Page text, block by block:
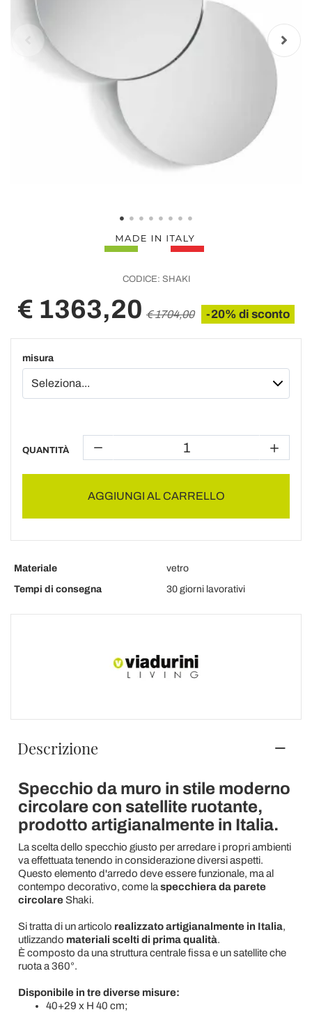
CODICE: SHAKI
€ 1363,20 € 1704,00 -20% di sconto
misura
QUANTITÀ
AGGIUNGI AL CARRELLO
Materiale
vetro
Tempi di consegna
30 giorni lavorativi
Descrizione
Specchio da muro in stile moderno
circolare con satellite ruotante,
prodotto artigianalmente in Italia.
La scelta dello specchio giusto per arredare i propri ambienti
va effettuata tenendo in considerazione diversi aspetti.
Questo elemento d'arredo deve essere funzionale, ma al
contempo decorativo, come la specchiera da parete
circolareShaki.
Si tratta di un articolo realizzato artigianalmente in Italia,
utlizzando materiali scelti di prima qualità.
È composto da una struttura centrale fissa e un satellite che
ruota a 360°.
Disponibile in tre diverse misure:
40+29 x H 40 cm;